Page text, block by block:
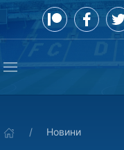
Новини